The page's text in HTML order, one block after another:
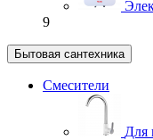
9
Бытовая сантехника
Смесители
Для